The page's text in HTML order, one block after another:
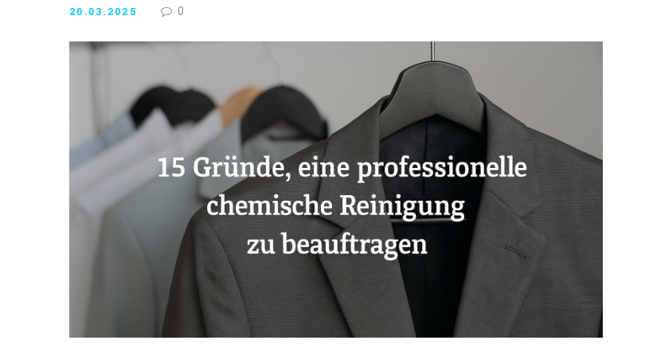
20.03.2025 0